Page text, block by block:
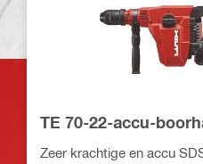
TE 70-22-accu-
Zeer krachtige en accu